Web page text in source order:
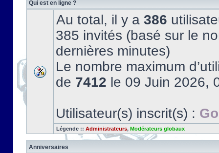
Qui est en ligne ?
Au total, il y a 386
385 invités (basé sur le
dernières minutes)
Le nombre maximum
de 7412 le 09 Juin 2026,
Utilisateur(s) inscrit(s) :
Légende :: Administrateurs, Modérateurs globaux
Anniversaires